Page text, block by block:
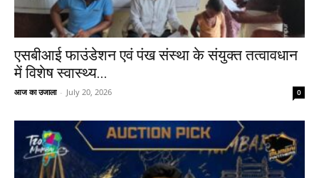
एसबीआई फाउंडेशन एवं पंख संस्था के संयुक्त तत्वावधान
में विशेष स्वास्थ्य...
आज का उजाला - July 20, 2026 0